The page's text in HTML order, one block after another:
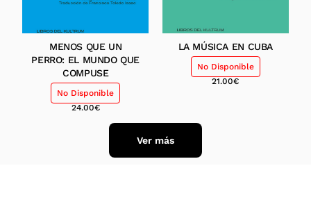
MENOS QUE UN
PERRO: EL MUNDO QUE
COMPUSE
No Disponible
24.00€
LA MÚSICA EN CUBA
No Disponible
21.00€
Ver más